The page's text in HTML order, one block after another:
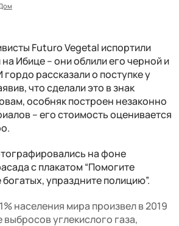
Futuro Vegetal испортили
Ибице – они облили его черной и
гордо рассказали о поступке у
что сделали это в знак
особняк построен незаконно
– его стоимость оценивается
на фоне
с плакатом “Помогите
упраздните полицию”.
населения мира произвел в 2019
выбросов углекислого газа,